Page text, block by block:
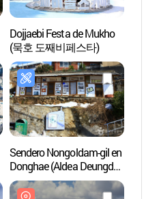
Dojjaebi Festa de Mukho
(묵호 도째비페스타)
Sendero Nongoldam-gil en
Donghae (Aldea Deungdae
Damhwa) (동해 논골담길
(등대 담화마을))